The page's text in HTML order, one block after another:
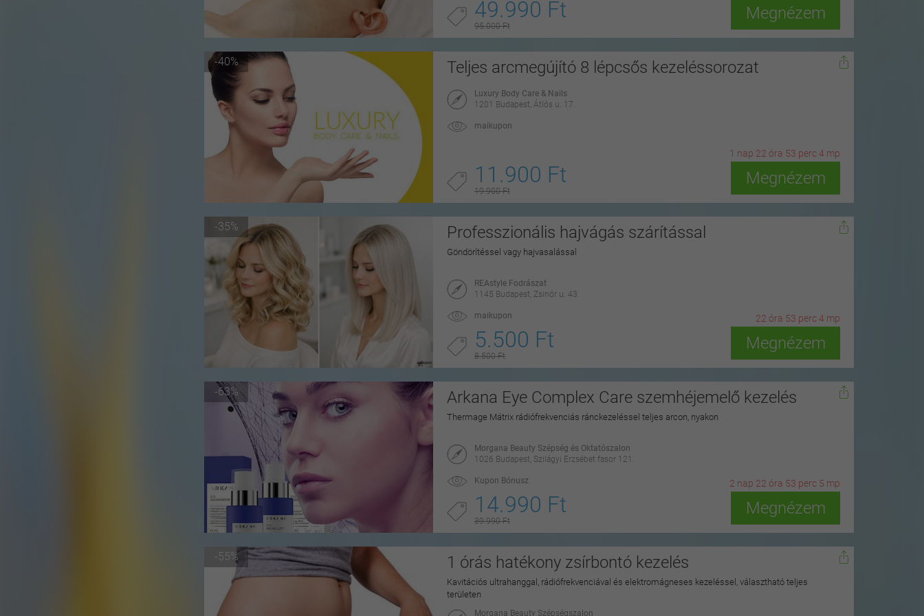
49.990 Ft
95.000 Ft
Megnézem
-40% Teljes arcmegújító 8 lépcsős kezeléssorozat
Luxury Body Care & Nails
1201 Budapest, Átlós u. 17.
maikupon
1 nap 22 óra 53 perc2 mp
11.900 Ft
19.900 Ft
Megnézem
-35% Professzionális hajvágás szárítással
Göndörítéssel vagy hajvasalással
REAstyle Fodrászat
1145 Budapest, Zsinór u. 43.
maikupon 22 óra 53 perc2 mp
5.500 Ft
8.500 Ft
Megnézem
-63% Arkana Eye Complex Care szemhéjemelő kezelés
Thermage Mátrix rádiófrekvenciás ránckezeléssel teljes arcon, nyakon
Morgana Beauty Szépség és Oktatószalon
1026 Budapest, Szilágyi Erzsébet fasor 121.
Kupon Bónusz 2 nap 22 óra 53 perc 3 mp
14.990 Ft
39.990 Ft
Megnézem
-55% 1 órás hatékony zsírbontó kezelés
Kavitációs ultrahanggal, rádiófrekvenciával és elektromágneses kezeléssel, választható teljes
területen
Morgana Beauty Szépségszalon